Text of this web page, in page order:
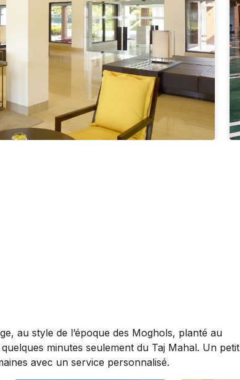
au style de l’époque des Moghols, planté au
minutes seulement du Taj Mahal. Un petit
avec un service personnalisé.